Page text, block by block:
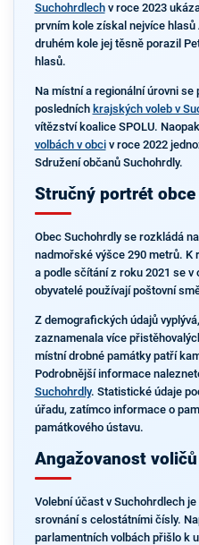
Suchohrdlechv roce 2023
prvním kole získal nejvíce hlasů
druhém kole jej těsně porazil
hlasů.
Na místní a regionální úrovni
posledních krajských voleb v
vítězství koalice SPOLU.
volbách v obciv roce 2022
Sdružení občanů Suchohrdly.
Stručný portrét
Obec Suchohrdly se rozkládá
nadmořské výšce 290 metrů. K
a podle sčítání z roku 2021 se
obyvatelé používají poštovní
Z demografických údajů
zaznamenala více
místní drobné památky patří
Podrobnější informace
Suchohrdly. Statistické údaje
úřadu, zatímco informace o
památkového ústavu.
Angažovanost
Volební účast v Suchohrdlech
srovnání s celostátními čísly.
parlamentních volbách přišlo k